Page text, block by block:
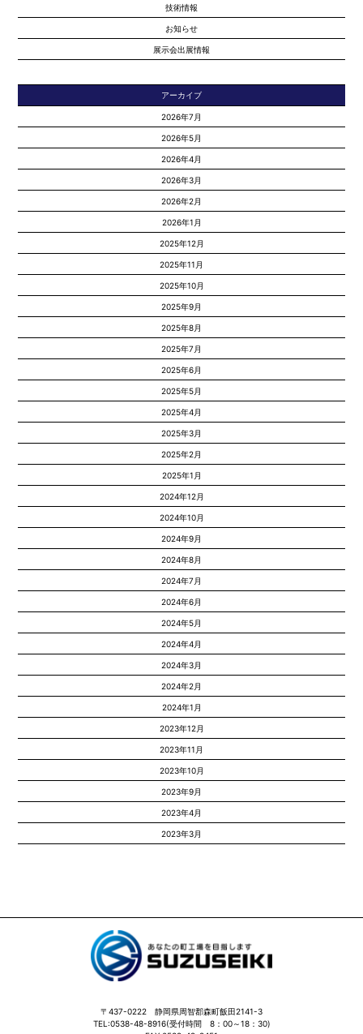
技術情報
お知らせ
展示会出展情報
アーカイブ
2026年7月
2026年5月
2026年4月
2026年3月
2026年2月
2026年1月
2025年12月
2025年11月
2025年10月
2025年9月
2025年8月
2025年7月
2025年6月
2025年5月
2025年4月
2025年3月
2025年2月
2025年1月
2024年12月
2024年10月
2024年9月
2024年8月
2024年7月
2024年6月
2024年5月
2024年4月
2024年3月
2024年2月
2024年1月
2023年12月
2023年11月
2023年10月
2023年9月
2023年4月
2023年3月
〒437-0222 静岡県周智郡森町飯田2141-3
TEL:0538-48-8916(受付時間 8：00～18：30)